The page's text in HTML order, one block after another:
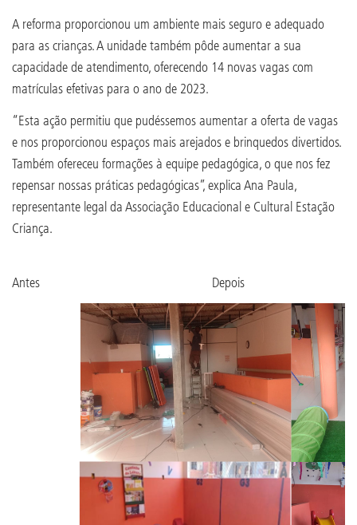
A reforma proporcionou um ambiente mais seguro e adequado
para as crianças. A unidade também pôde aumentar a sua
capacidade de atendimento, oferecendo 14 novas vagas com
matrículas efetivas para o ano de 2023.
“Esta ação permitiu que pudéssemos aumentar a oferta de vagas
e nos proporcionou espaços mais arejados e brinquedos divertidos.
Também ofereceu formações à equipe pedagógica, o que nos fez
repensar nossas práticas pedagógicas”, explica Ana Paula,
representante legal da Associação Educacional e Cultural Estação
Criança.
Antes Depois